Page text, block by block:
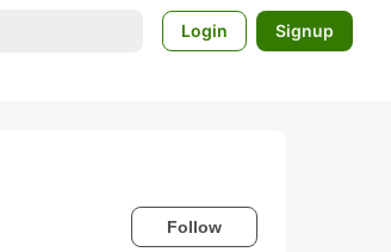
Login Signup
Follow